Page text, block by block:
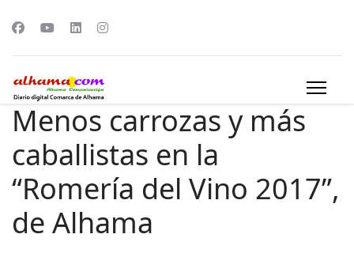
Menos carrozas y más
caballistas en la
“Romería del Vino 2017”,
de Alhama